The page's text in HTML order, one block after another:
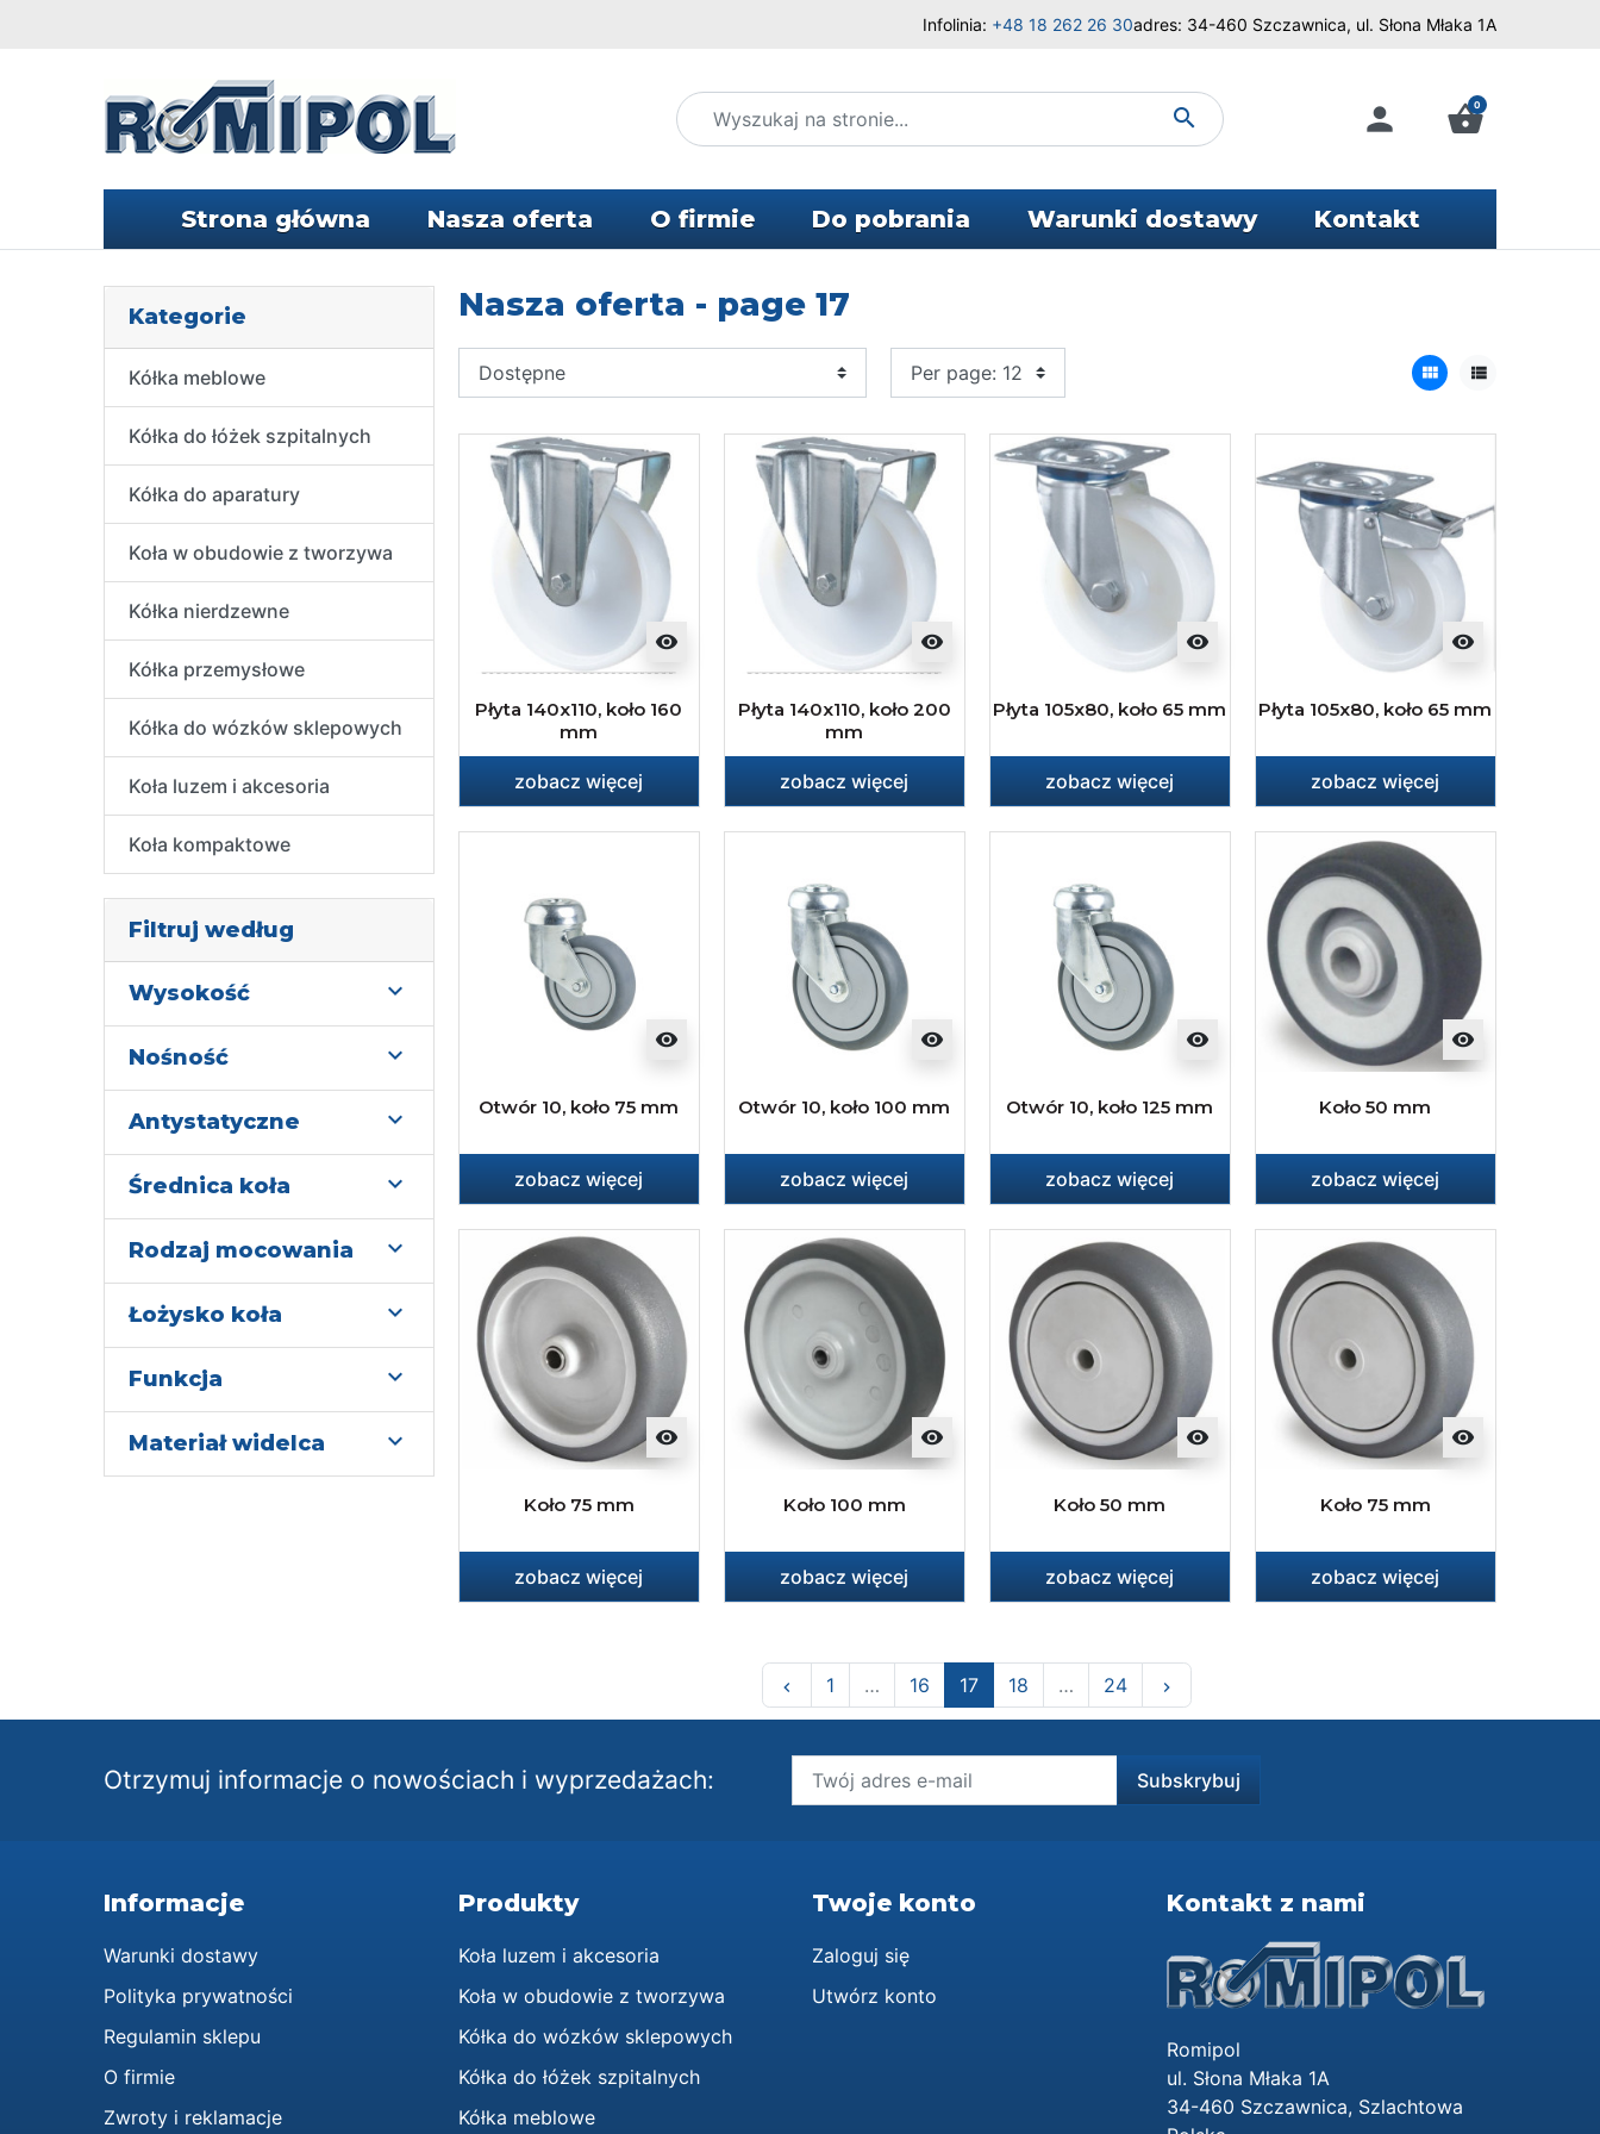
Infolinia: +48 18 262 26 30adres: 34-460 Szczawnica, ul. Słona Młaka 1A
search person shopping_basket
0
Strona główna Nasza oferta O firmie Do pobrania Warunki dostawy Kontakt
Kategorie
Kółka meblowe
Kółka do łóżek szpitalnych
Kółka do aparatury
Koła w obudowie z tworzywa
Kółka nierdzewne
Kółka przemysłowe
Kółka do wózków sklepowych
Koła luzem i akcesoria
Koła kompaktowe
Filtruj według
Wysokość 
Nośność 
Antystatyczne 
Średnica koła 
Rodzaj mocowania 
Łożysko koła 
Funkcja 
Materiał widelca 
Nasza oferta - page 17
view_module view_list
visibility
Płyta 140x110, koło 160
mm
zobacz więcej
visibility
Płyta 140x110, koło 200
mm
zobacz więcej
visibility
Płyta 105x80, koło 65 mm
zobacz więcej
visibility
Płyta 105x80, koło 65 mm
zobacz więcej
visibility
Otwór 10, koło 75 mm
zobacz więcej
visibility
Otwór 10, koło 100 mm
zobacz więcej
visibility
Otwór 10, koło 125 mm
zobacz więcej
visibility
Koło 50 mm
zobacz więcej
visibility
Koło 75 mm
zobacz więcej
visibility
Koło 100 mm
zobacz więcej
visibility
Koło 50 mm
zobacz więcej
visibility
Koło 75 mm
zobacz więcej
keyboard_arrow_left Poprzedni
1 … 16 17 18 … 24 keyboard_arrow_right
Otrzymuj informacje o nowościach i wyprzedażach:
Informacje
Warunki dostawy
Polityka prywatności
Regulamin sklepu
O firmie
Zwroty i reklamacje
Produkty
Koła luzem i akcesoria
Koła w obudowie z tworzywa
Kółka do wózków sklepowych
Kółka do łóżek szpitalnych
Kółka meblowe
Twoje konto
Zaloguj się
Utwórz konto
Kontakt z nami
Romipol
ul. Słona Młaka 1A
34-460 Szczawnica, Szlachtowa